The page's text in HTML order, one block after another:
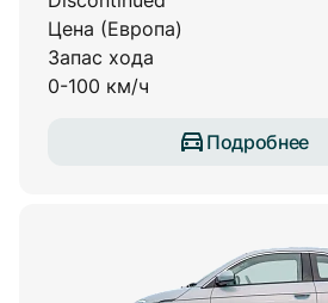
Цена (Европа)
Запас хода
0-100 км/ч
Подробнее